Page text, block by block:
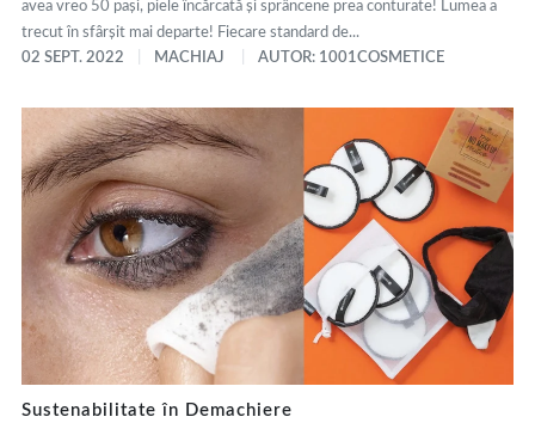
avea vreo 50 pași, piele încărcată și sprâncene prea conturate! Lumea a
trecut în sfârșit mai departe! Fiecare standard de...
02 SEPT. 2022
MACHIAJ AUTOR: 1001COSMETICE
Sustenabilitate în Demachiere